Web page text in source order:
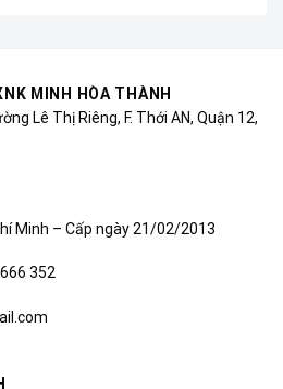
MINH HÒA THÀNH
Lê Thị Riêng, F. Thới AN, Quận 12,
Minh – Cấp ngày 21/02/2013
352